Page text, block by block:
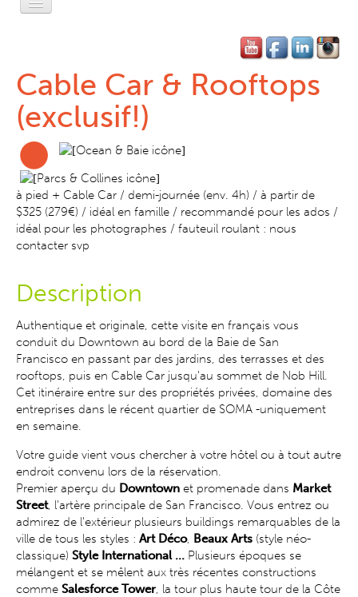
L'Esprit Privé
L'Esprit Léger
L'Esprit Libre
L'Esprit Pratique
L'Esprit SF
Contact-Réservation
Cable Car & Rooftops
(exclusif!)
à pied + Cable Car / demi-journée (env. 4h) / à partir de
$325 (279€) / idéal en famille / recommandé pour les ados /
idéal pour les photographes / fauteuil roulant : nous
contacter svp
Description
Authentique et originale, cette visite en français vous
conduit du Downtown au bord de la Baie de San
Francisco en passant par des jardins, des terrasses et des
rooftops, puis en Cable Car jusqu'au sommet de Nob Hill.
Cet itinéraire entre sur des propriétés privées, domaine des
entreprises dans le récent quartier de SOMA -uniquement
en semaine.
Votre guide vient vous chercher à votre hôtel ou à tout autre
endroit convenu lors de la réservation.
Premier aperçu du Downtown et promenade dans Market
Street, l'artère principale de San Francisco. Vous entrez ou
admirez de l'extérieur plusieurs buildings remarquables de la
ville de tous les styles : Art Déco, Beaux Arts (style néo-
classique) Style International ... Plusieurs époques se
mélangent et se mêlent aux très récentes constructions
comme Salesforce Tower, la tour plus haute tour de la Côte